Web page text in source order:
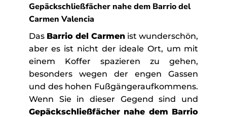
Gepäckschließfächer nahe dem Barrio del
Carmen Valencia
Das Barrio del Carmen ist wunderschön,
aber es ist nicht der ideale Ort, um mit
einem Koffer spazieren zu gehen,
besonders wegen der engen Gassen
und des hohen Fußgängeraufkommens.
Wenn Sie in dieser Gegend sind und
Gepäckschließfächer nahe dem Barrio